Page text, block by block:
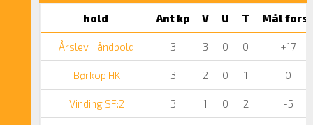
hold Ant kp V U T Mål
Årslev Håndbold 3 3 0 0 +17
Børkop HK 3 2 0 1 0
Vinding SF:2 3 1 0 2 -5